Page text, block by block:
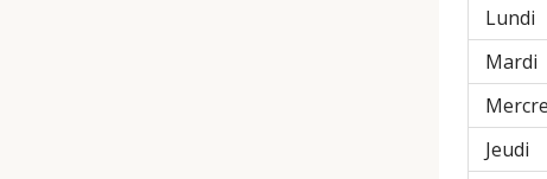
Lundi
Mardi
Jeudi